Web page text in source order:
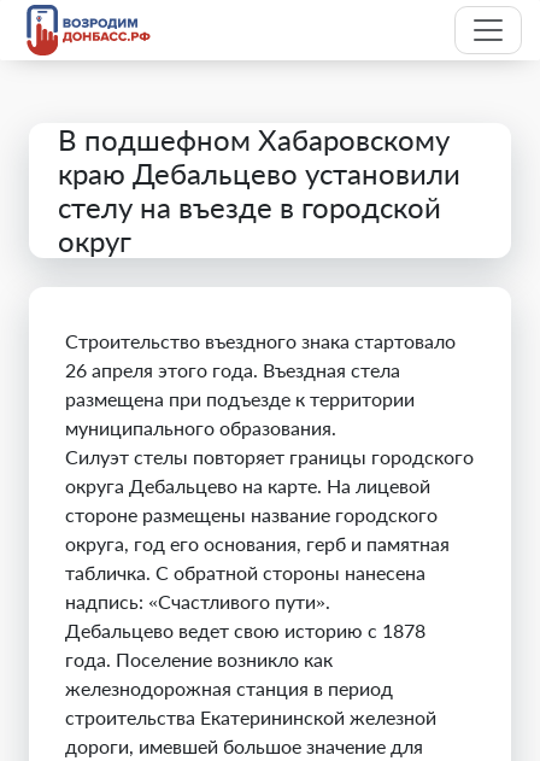
В подшефном Хабаровскому
краю Дебальцево установили
стелу на въезде в городской
округ
Строительство въездного знака стартовало
26 апреля этого года. Въездная стела
размещена при подъезде к территории
муниципального образования.
Силуэт стелы повторяет границы городского
округа Дебальцево на карте. На лицевой
стороне размещены название городского
округа, год его основания, герб и памятная
табличка. С обратной стороны нанесена
надпись: «Счастливого пути».
Дебальцево ведет свою историю с 1878
года. Поселение возникло как
железнодорожная станция в период
строительства Екатерининской железной
дороги, имевшей большое значение для